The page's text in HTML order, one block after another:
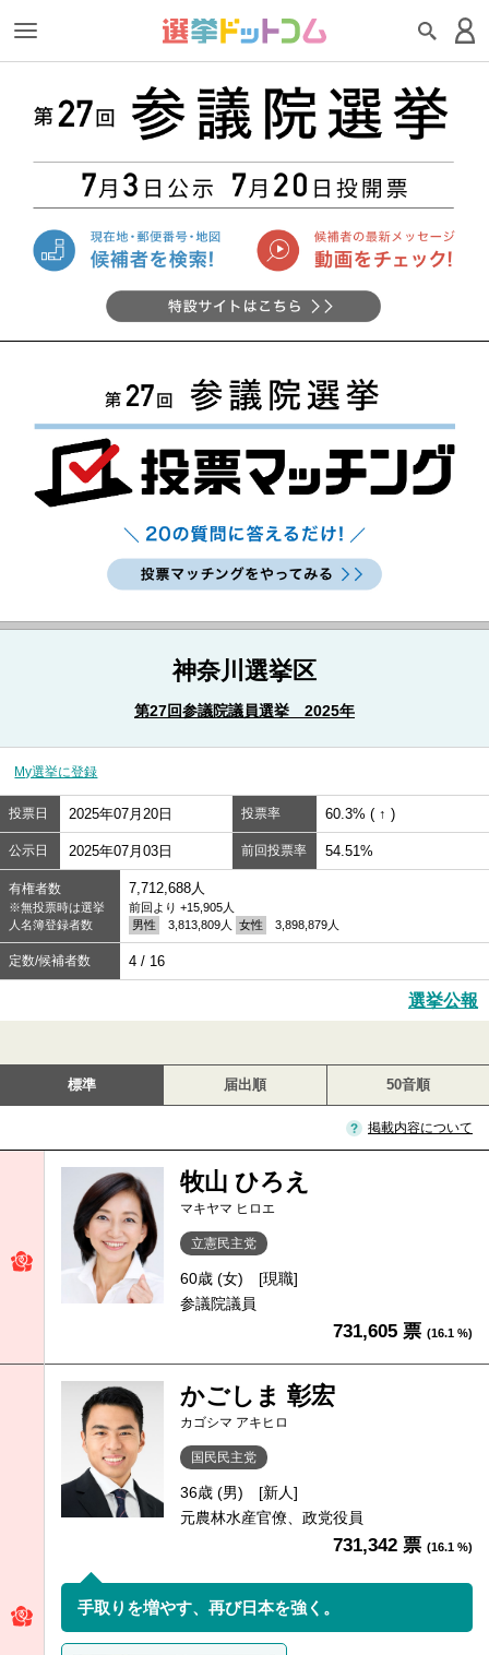
神奈川選挙区
第27回参議院議員選挙 2025年
My選挙に登録
投票日 2025年07月20日 投票率 60.3% ( ↑ )
公示日 2025年07月03日 前回投票率 54.51%
有権者数
※無投票時は選挙
人名簿登録者数
7,712,688人
前回より +15,905人
男性
3,813,809人 女性 3,898,879人
定数/候補者数 4 / 16
選挙公報
標準 届出順 50音順
掲載内容について
牧山 ひろえ
マキヤマ ヒロエ
立憲民主党
60歳 (女)
[現職]
参議院議員
731,605 票 (16.1 %)
かごしま 彰宏
カゴシマ アキヒロ
国民民主党
36歳 (男)
[新人]
元農林水産官僚、政党役員
731,342 票 (16.1 %)
手取りを増やす、再び日本を強く。